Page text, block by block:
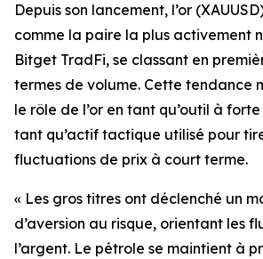
Depuis son lancement, l’or
comme la paire la plus activement
Bitget TradFi, se classant en
termes de volume. Cette tendance
le rôle de l’or en tant qu’outil à
tant qu’actif tactique utilisé pour
fluctuations de prix à court terme.
« Les gros titres ont déclenché un
d’aversion au risque, orientant les
l’argent. Le pétrole se maintient à